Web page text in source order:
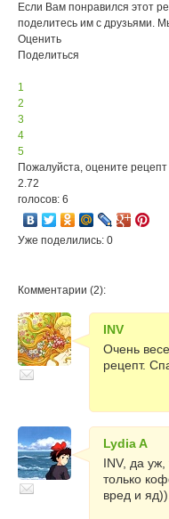
Если Вам понравился этот
поделитесь им с друзьями.
Оценить
Поделиться
1
2
3
4
5
Пожалуйста, оцените рецепт
2.72
голосов: 6
Уже поделились: 0
Комментарии (2):
INV
Очень
рецепт.
Lydia A
INV, да
только
вред и яд)).